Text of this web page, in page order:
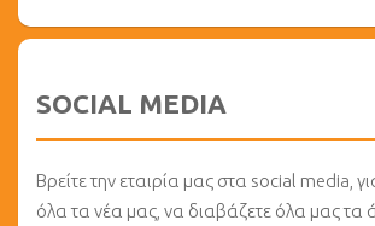
SOCIAL MEDIA
Βρείτε την εταιρία μας στα social media,
όλα τα νέα μας, να διαβάζετε όλα μας τα